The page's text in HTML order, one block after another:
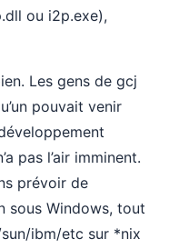
ou i2p.exe),
Les gens de gcj
pouvait venir
pas l’air imminent.
prévoir de
sous Windows, tout
ibm/etc sur *nix